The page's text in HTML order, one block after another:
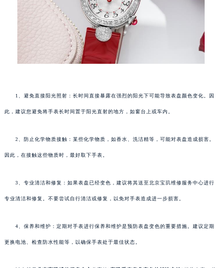
1、避免直接阳光照射：长时间直接暴露在强烈的阳光下可能导致表盘颜色变化。因
此，建议您避免将手表长时间置于阳光直射的地方，如窗台上或车内。
2、防止化学物质接触：某些化学物质，如香水、洗洁精等，可能对表盘造成损害。
因此，在接触这些物质时，最好取下手表。
3、专业清洁和修复：如果表盘已经变色，建议将其送至北京宝玑维修服务中心进行
专业清洁和修复。不要尝试自行清洁或修复，以免对手表造成进一步损害。
4、保养和维护：定期对手表进行保养和维护是预防表盘变色的重要措施。建议定期
更换电池、检查防水性能等，以确保手表处于最佳状态。